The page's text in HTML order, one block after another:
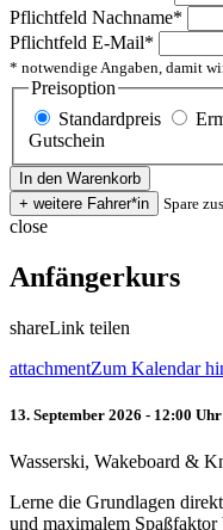
Pflichtfeld Nachname*
Pflichtfeld E-Mail*
* notwendige Angaben, damit
Preisoption
Standardpreis
Gutschein
Spare
close
Anfängerkurs
shareLink teilen
attachmentZum Kalendar
13. September 2026 - 12:00
Wasserski, Wakeboard &
Lerne die Grundlagen
und maximalem